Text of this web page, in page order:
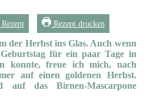
Rezept drucken
der Herbst ins Glas. Auch wenn
für ein paar Tage in
konnte, freue ich mich, nach
auf einen goldenen Herbst.
das Birnen-Mascarpone